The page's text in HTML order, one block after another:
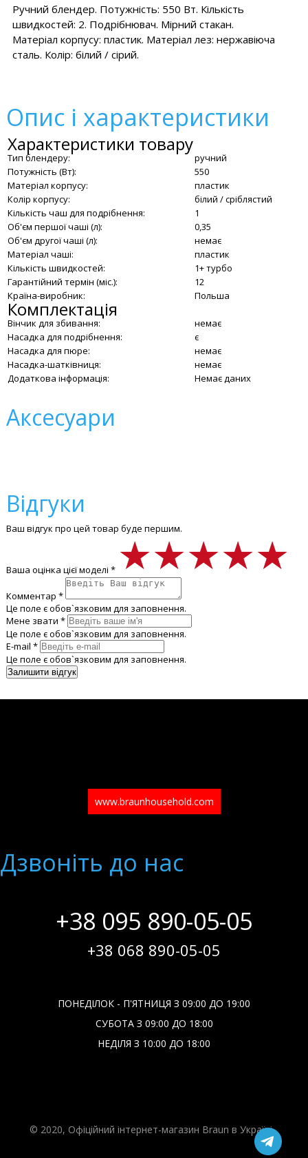
Ручний блендер. Потужність: 550 Вт. Кількість
швидкостей: 2. Подрібнювач. Мірний стакан.
Матеріал корпусу: пластик. Матеріал лез: нержавіюча
сталь. Колір: білий / сірий.
Опис і характеристики
Характеристики товару
Тип блендеру:
ручний
Потужність (Вт):
550
Матеріал корпусу:
пластик
Колір корпусу:
білий / сріблястий
Кількість чаш для подрібнення:
1
Об'єм першої чаші (л):
0,35
Об'єм другої чаші (л):
немає
Матеріал чаші:
пластик
Кількість швидкостей:
1+ турбо
Гарантійний термін (міс.):
12
Країна-виробник:
Польша
Комплектація
Вінчик для збивання:
немає
Насадка для подрібнення:
є
Насадка для пюре:
немає
Насадка-шатківниця:
немає
Додаткова інформація:
Немає даних
Аксесуари
Відгуки
Ваш відгук про цей товар буде першим.
Ваша оцінка цієї моделі * ★★★★★
★★★★★
★★★★★
Комментар *
Це поле є обов`язковим для заповнення.
Мене звати *
Це поле є обов`язковим для заповнення.
E-mail *
Це поле є обов`язковим для заповнення.
www.braunhousehold.com
Дзвонiть до нас
+38 095 890-05-05
+38 068 890-05-05
ПОНЕДІЛОК - П'ЯТНИЦЯ З 09:00 ДО 19:00
СУБОТА З 09:00 ДО 18:00
НЕДІЛЯ З 10:00 ДО 18:00
© 2020, Офіційний інтернет-магазин Braun в Україні